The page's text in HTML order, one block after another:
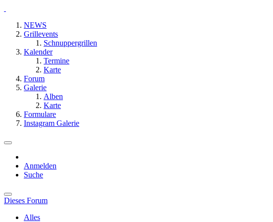
NEWS
Grillevents
Schnuppergrillen
Kalender
Termine
Karte
Forum
Galerie
Alben
Karte
Formulare
Instagram Galerie
Anmelden
Suche
Dieses Forum
Alles